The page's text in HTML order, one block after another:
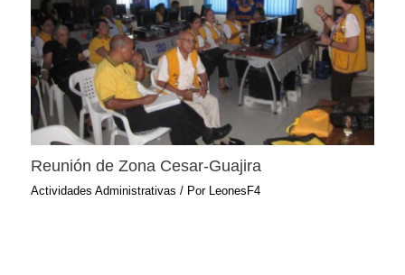
Reunión de Zona Cesar-Guajira
Actividades Administrativas / Por LeonesF4